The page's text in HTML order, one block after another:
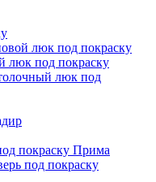
люк под покраску
люк под покраску
люк под
покраску Прима
под покраску